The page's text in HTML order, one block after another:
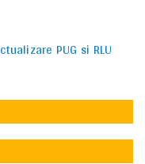
PUG si RLU